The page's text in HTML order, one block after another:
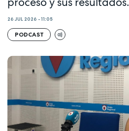
26 JUL 2026 - 11:05
PODCAST